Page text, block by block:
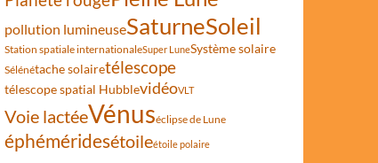
pollution lumineuseSaturneSoleil
Station spatiale internationaleSuper LuneSystème solaire
Sélénétache solairetélescope
télescope spatial HubblevidéoVLT
Voie lactéeVénuséclipse de Lune
éphéméridesétoileétoile polaire